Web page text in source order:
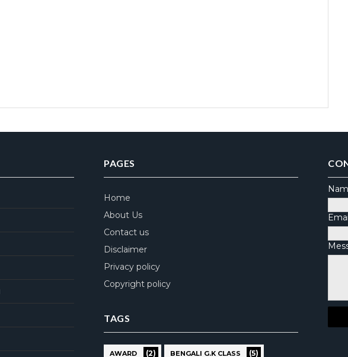
PAGES
Home
About Us
Contact us
Disclaimer
Privacy policy
Copyright policy
TAGS
AWARD (2) BENGALI G.K CLASS (5)